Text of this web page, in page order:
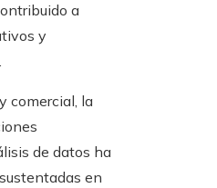
a
y
comercial, la
de datos ha
en